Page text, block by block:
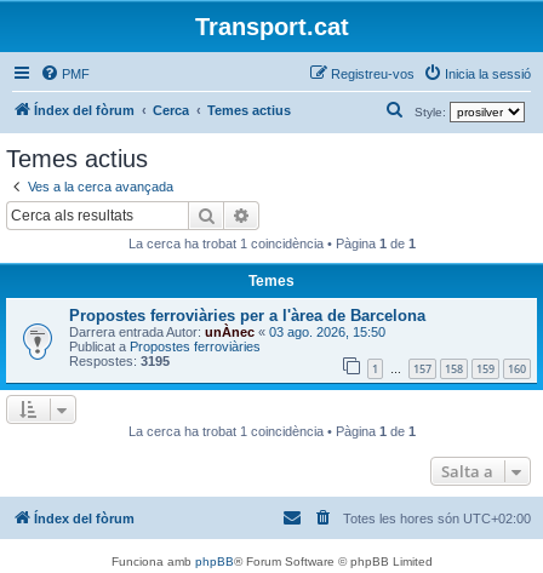
Transport.cat
PMF Inicia la sessió
Registreu-vos
Índex del fòrum Cerca Temes actius Style:
e
Temes actius
Ves a la cerca avançada
Cerca
La cerca ha trobat 1 coincidència • Pàgina 1 de 1
Temes
Propostes ferroviàries per a l'àrea de Barcelona
Darrera entrada Autor: unÀnec « 03 ago. 2026, 15:50
Publicat a Propostes ferroviàries
Respostes: 3195 1 … 157 158 159 160
La cerca ha trobat 1 coincidència • Pàgina 1 de 1
Salta a
Índex del fòrum Totes les hores són UTC+02:00
Funciona amb phpBB® Forum Software © phpBB Limited